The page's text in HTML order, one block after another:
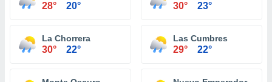
28° 20° 30° 23°
La Chorrera
30° 22°
Las Cumbres
29° 22°